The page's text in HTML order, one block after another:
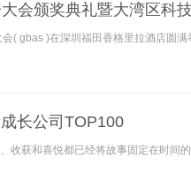
会颁奖典礼暨大湾区科
长公司TOP100